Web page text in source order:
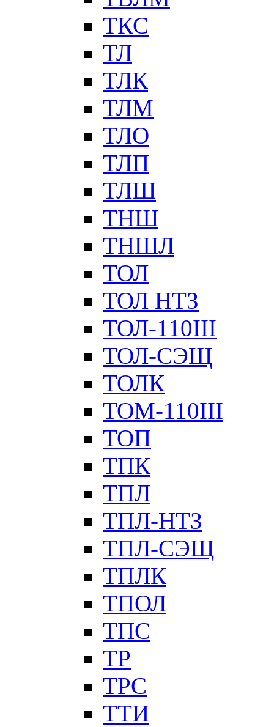
ТКС
ТЛ
ТЛК
ТЛМ
ТЛО
ТЛП
ТЛШ
ТНШ
ТНШЛ
ТОЛ
ТОЛ НТЗ
ТОЛ-110III
ТОЛ-СЭЩ
ТОЛК
ТОМ-110III
ТОП
ТПК
ТПЛ
ТПЛ-НТЗ
ТПЛ-СЭЩ
ТПЛК
ТПОЛ
ТПС
ТР
ТРС
ТТИ